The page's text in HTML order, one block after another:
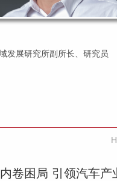
发展研究所副所长、研究员
卷困局 引领汽车产